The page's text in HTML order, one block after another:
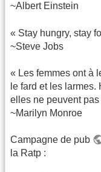
~Albert Einstein
« Stay hungry, stay
~Steve Jobs
« Les femmes ont à
le fard et les
elles ne peuvent
~Marilyn Monroe
Campagne de pub
la Ratp :